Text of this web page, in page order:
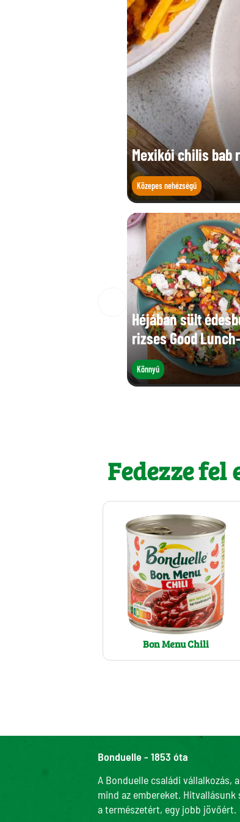
Fehérje (g)
Só (g)
Mexikói chilis bab
Közepes nehézségű
Héjában sült
rizses Good
Könnyű
Fedezze fel
Bon Menu Chili
Bonduelle - 1853 óta
A Bonduelle családi vállalkozás,
mind az embereket.
a természetért, egy jobb jövőért.